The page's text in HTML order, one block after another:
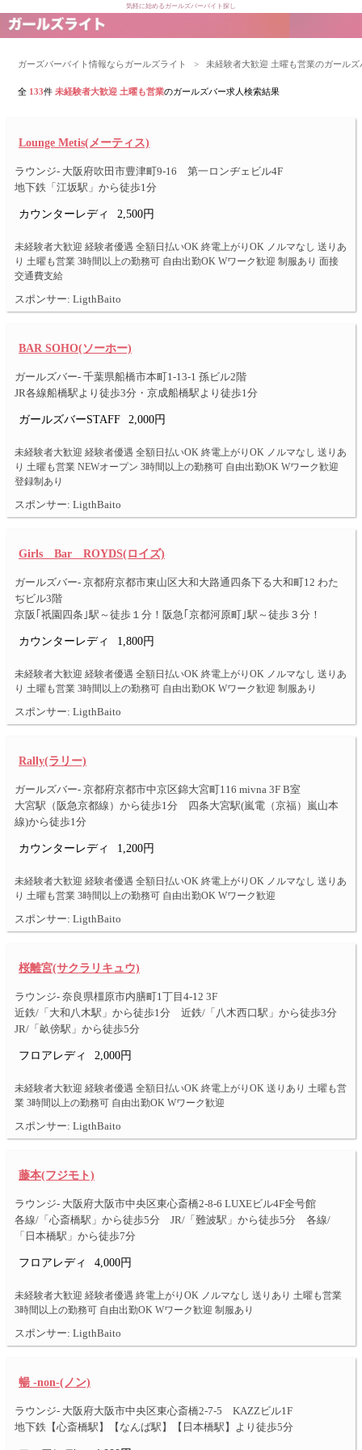
気軽に始めるガールズバーバイト探し
ガーズバーバイト情報ならガールズライト > 未経験者大歓迎 土曜も営業のガール
全 133件未経験者大歓迎 土曜も営業のガールズバー求人検索結果
Lounge Metis(メーティス)
ラウンジ- 大阪府吹田市豊津町9-16 第一ロンヂェビル4F
地下鉄「江坂駅」から徒歩1分
カウンターレディ 2,500円
未経験者大歓迎 経験者優遇 全額日払いOK 終電上がりOK ノルマなし 送りあ
り 土曜も営業 3時間以上の勤務可 自由出勤OK Wワーク歓迎 制服あり 面接
交通費支給
スポンサー: LigthBaito
BAR SOHO(ソーホー)
ガールズバー- 千葉県船橋市本町1-13-1 孫ビル2階
JR各線船橋駅より徒歩3分・京成船橋駅より徒歩1分
ガールズバーSTAFF 2,000円
未経験者大歓迎 経験者優遇 全額日払いOK 終電上がりOK ノルマなし 送りあ
り 土曜も営業 NEWオープン 3時間以上の勤務可 自由出勤OK Wワーク歓迎
登録制あり
スポンサー: LigthBaito
Girls Bar ROYDS(ロイズ)
ガールズバー- 京都府京都市東山区大和大路通四条下る大和町12 わた
ぢビル3階
京阪｢祇園四条｣駅～徒歩１分！阪急｢京都河原町｣駅～徒歩３分！
カウンターレディ 1,800円
未経験者大歓迎 経験者優遇 全額日払いOK 終電上がりOK ノルマなし 送りあ
り 土曜も営業 3時間以上の勤務可 自由出勤OK Wワーク歓迎 制服あり
スポンサー: LigthBaito
Rally(ラリー)
ガールズバー- 京都府京都市中京区錦大宮町116 mivna 3F B室
大宮駅（阪急京都線）から徒歩1分 四条大宮駅(嵐電（京福）嵐山本
線)から徒歩1分
カウンターレディ 1,200円
未経験者大歓迎 経験者優遇 全額日払いOK 終電上がりOK ノルマなし 送りあ
り 土曜も営業 3時間以上の勤務可 自由出勤OK Wワーク歓迎
スポンサー: LigthBaito
桜離宮(サクラリキュウ)
ラウンジ- 奈良県橿原市内膳町1丁目4-12 3F
近鉄/「大和八木駅」から徒歩1分 近鉄/「八木西口駅」から徒歩3分
JR/「畝傍駅」から徒歩5分
フロアレディ 2,000円
未経験者大歓迎 経験者優遇 全額日払いOK 終電上がりOK 送りあり 土曜も営
業 3時間以上の勤務可 自由出勤OK Wワーク歓迎
スポンサー: LigthBaito
藤本(フジモト)
ラウンジ- 大阪府大阪市中央区東心斎橋2-8-6 LUXEビル4F全号館
各線/「心斎橋駅」から徒歩5分 JR/「難波駅」から徒歩5分 各線/
「日本橋駅」から徒歩7分
フロアレディ 4,000円
未経験者大歓迎 経験者優遇 終電上がりOK ノルマなし 送りあり 土曜も営業
3時間以上の勤務可 自由出勤OK Wワーク歓迎 制服あり
スポンサー: LigthBaito
暢 -non-(ノン)
ラウンジ- 大阪府大阪市中央区東心斎橋2-7-5 KAZZビル1F
地下鉄【心斎橋駅】【なんば駅】【日本橋駅】より徒歩5分